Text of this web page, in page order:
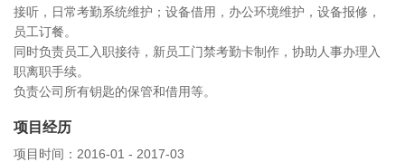
接听，日常考勤系统维护；设备借用，办公环境维护，设备报修，
员工订餐。
同时负责员工入职接待，新员工门禁考勤卡制作，协助人事办理入
职离职手续。
负责公司所有钥匙的保管和借用等。
项目经历
项目时间：2016-01 - 2017-03